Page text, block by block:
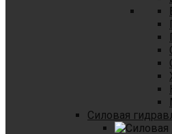
Силовая